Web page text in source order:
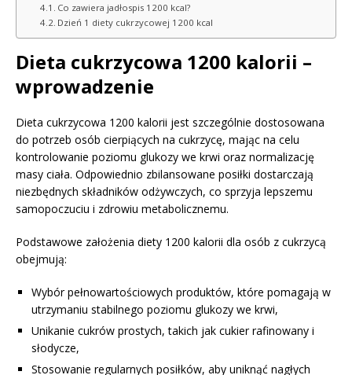
Co zawiera jadłospis 1200 kcal?
Dzień 1 diety cukrzycowej 1200 kcal
Dieta cukrzycowa 1200 kalorii –
wprowadzenie
Dieta cukrzycowa 1200 kalorii jest szczególnie dostosowana
do potrzeb osób cierpiących na cukrzycę, mając na celu
kontrolowanie poziomu glukozy we krwi oraz normalizację
masy ciała. Odpowiednio zbilansowane posiłki dostarczają
niezbędnych składników odżywczych, co sprzyja lepszemu
samopoczuciu i zdrowiu metabolicznemu.
Podstawowe założenia diety 1200 kalorii dla osób z cukrzycą
obejmują:
Wybór pełnowartościowych produktów, które pomagają w
utrzymaniu stabilnego poziomu glukozy we krwi,
Unikanie cukrów prostych, takich jak cukier rafinowany i
słodycze,
Stosowanie regularnych posiłków, aby uniknąć nagłych